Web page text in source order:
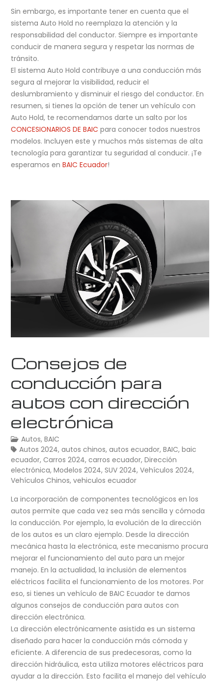
Sin embargo, es importante tener en cuenta que el
sistema Auto Hold no reemplaza la atención y la
responsabilidad del conductor. Siempre es importante
conducir de manera segura y respetar las normas de
tránsito.
El sistema Auto Hold contribuye a una conducción más
segura al mejorar la visibilidad, reducir el
deslumbramiento y disminuir el riesgo del conductor. En
resumen, si tienes la opción de tener un vehículo con
Auto Hold, te recomendamos darte un salto por los
CONCESIONARIOS DE BAIC para conocer todos nuestros
modelos. Incluyen este y muchos más sistemas de alta
tecnología para garantizar tu seguridad al conducir. ¡Te
esperamos enBAIC Ecuador!
Consejos de
conducción para
autos con dirección
electrónica
Autos,BAIC
Autos 2024,autos chinos,autos ecuador,BAIC,baic
ecuador,Carros 2024,carros ecuador,Dirección
electrónica,Modelos 2024,SUV 2024,Vehículos 2024,
Vehículos Chinos,vehiculos ecuador
La incorporación de componentes tecnológicos en los
autos permite que cada vez sea más sencilla y cómoda
la conducción. Por ejemplo, la evolución de la dirección
de los autos es un claro ejemplo. Desde la dirección
mecánica hasta la electrónica, este mecanismo procura
mejorar el funcionamiento del auto para un mejor
manejo. En la actualidad, la inclusión de elementos
eléctricos facilita el funcionamiento de los motores. Por
eso, si tienes un vehículo de BAIC Ecuador te damos
algunos consejos de conducción para autos con
dirección electrónica.
La dirección electrónicamente asistida es un sistema
diseñado para hacer la conducción más cómoda y
eficiente. A diferencia de sus predecesoras, como la
dirección hidráulica, esta utiliza motores eléctricos para
ayudar a la dirección. Esto facilita el manejo del vehículo